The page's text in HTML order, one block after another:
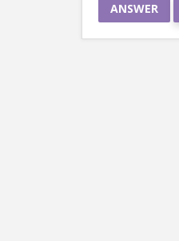
ANSWER